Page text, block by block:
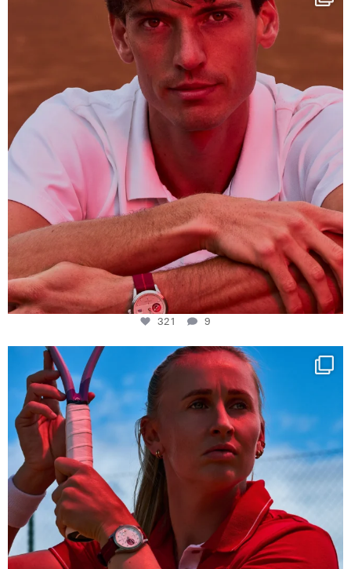
This week at...
321
9
321 9
Determination, elegance and Swiss precision —
441
14